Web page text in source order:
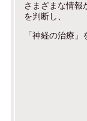
さまざまな情報
を判断し、
「神経の治療」